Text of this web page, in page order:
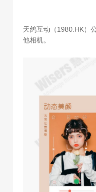
天鸽互动（1980.HK）
他相机。